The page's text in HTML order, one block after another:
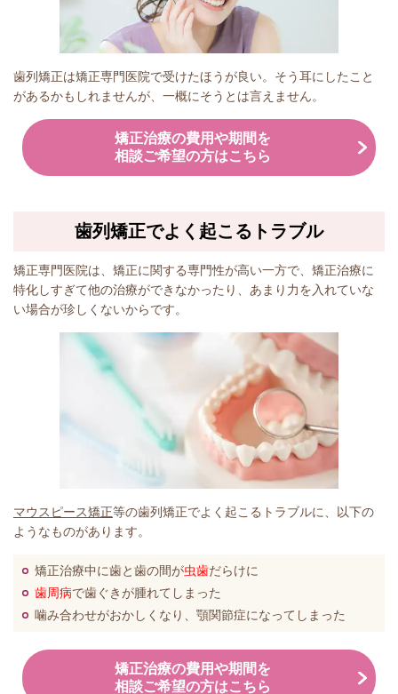
歯列矯正は矯正専門医院で受けたほうが良い。そう耳にしたこと
があるかもしれませんが、一概にそうとは言えません。
矯正治療の費用や期間を
相談ご希望の方はこちら
歯列矯正でよく起こるトラブル
矯正専門医院は、矯正に関する専門性が高い一方で、矯正治療に
特化しすぎて他の治療ができなかったり、あまり力を入れていな
い場合が珍しくないからです。
マウスピース矯正等の歯列矯正でよく起こるトラブルに、以下の
ようなものがあります。
矯正治療中に歯と歯の間が虫歯だらけに
歯周病で歯ぐきが腫れてしまった
噛み合わせがおかしくなり、顎関節症になってしまった
矯正治療の費用や期間を
相談ご希望の方はこちら